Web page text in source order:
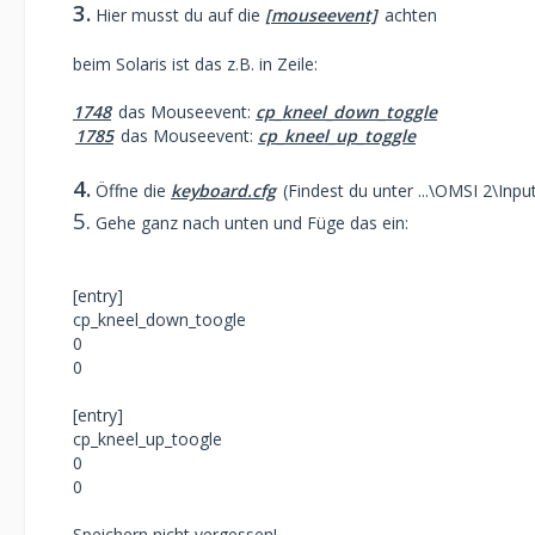
3. Hier musst du auf die [mouseevent] achten
beim Solaris ist das z.B. in Zeile:
1748 das Mouseevent: cp_kneel_down_toggle
1785 das Mouseevent: cp_kneel_up_toggle
4. Öffne die keyboard.cfg (Findest du unter ...\OMSI
5. Gehe ganz nach unten und Füge das ein:
[entry]
cp_kneel_down_toogle
0
0
[entry]
cp_kneel_up_toogle
0
0